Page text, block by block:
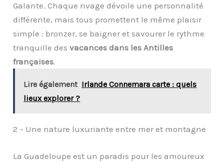
Galante. Chaque rivage dévoile une personnalité
différente, mais tous promettent le même plaisir
simple : bronzer, se baigner et savourer le rythme
tranquille desvacances dans les Antilles
françaises.
Lire également Irlande Connemara carte : quels
lieux explorer ?
2 – Une nature luxuriante entre mer et montagne
La Guadeloupe est un paradis pour les amoureux